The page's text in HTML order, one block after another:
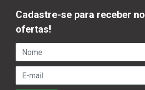
Cadastre-se para receber
ofertas!